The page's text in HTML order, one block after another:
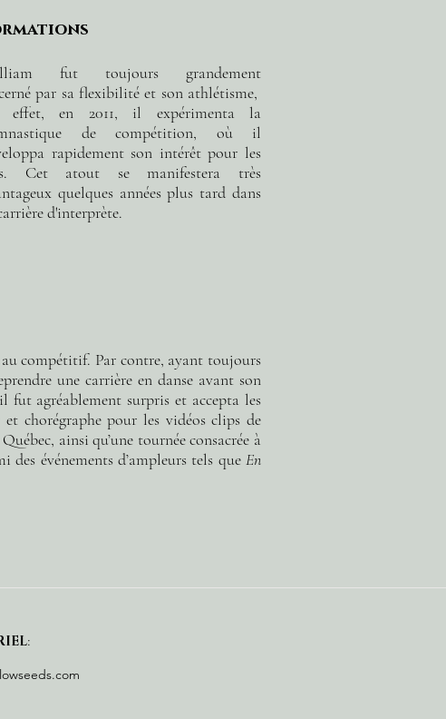
fut toujours grandement
par sa flexibilité et son athlétisme,
effet, en 2011, il expérimenta la
de compétition, où il
rapidement son intérêt pour les
Cet atout se manifestera très
quelques années plus tard dans
d'interprète.
compétitif. Par contre, ayant toujours
une carrière en danse avant son
fut agréablement surpris et accepta les
chorégraphe pour les vidéos clips de
ainsi qu’une tournée consacrée à
événements d’ampleurs tels que En
: